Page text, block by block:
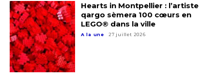
J'accepte lestermes et conditions
* Champ obligatoire
Prénom
Statut / Organisation
Hearts in Montpellier : l’artiste
qargo sèmera 100 cœurs en
LEGO® dans la ville
A la une 27 juillet 2026